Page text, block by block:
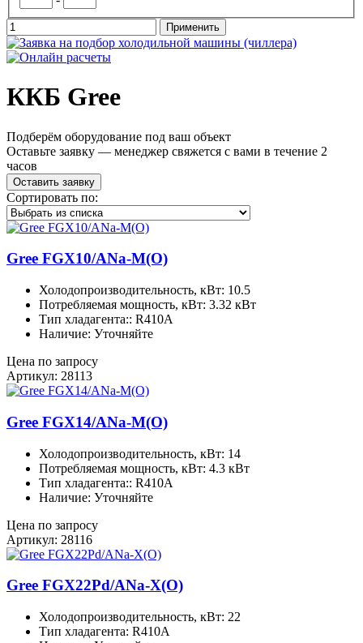
ККБ Gree
Подберём оборудование под ваш объект
Оставьте заявку — менеджер свяжется с вами в течение 2
часов
Оставить заявку
Сортировать по:
Gree FGX10/ANa-M(O)
Холодопроизводительность, кВт: 10.5
Потребляемая мощность, кВт: 3.32 кВт
Тип хладагента:: R410A
Наличие: Уточняйте
Цена по запросу
Артикул: 28113
Gree FGX14/ANa-M(O)
Холодопроизводительность, кВт: 14
Потребляемая мощность, кВт: 4.3 кВт
Тип хладагента:: R410A
Наличие: Уточняйте
Цена по запросу
Артикул: 28116
Gree FGX22Pd/ANa-X(O)
Холодопроизводительность, кВт: 22
Тип хладагента: R410A